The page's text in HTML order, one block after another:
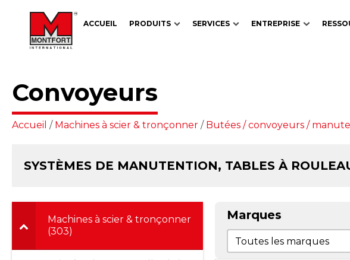
ACCUEIL PRODUITS SERVICES ENTREPRISE
Convoyeurs
Accueil / Machines à scier & tronçonner / Butées / convoyeurs /
SYSTÈMES DE MANUTENTION, TABLES À
Machines à scier & tronçonner
(303)
Marques
Marques
Marques